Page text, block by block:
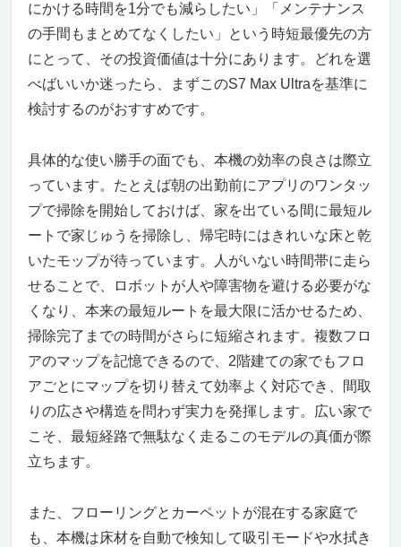
にかける時間を1分でも減らしたい」「メンテナンス
の手間もまとめてなくしたい」という時短最優先の方
にとって、その投資価値は十分にあります。どれを選
べばいいか迷ったら、まずこのS7 Max Ultraを基準に
検討するのがおすすめです。
具体的な使い勝手の面でも、本機の効率の良さは際立
っています。たとえば朝の出勤前にアプリのワンタッ
プで掃除を開始しておけば、家を出ている間に最短ル
ートで家じゅうを掃除し、帰宅時にはきれいな床と乾
いたモップが待っています。人がいない時間帯に走ら
せることで、ロボットが人や障害物を避ける必要がな
くなり、本来の最短ルートを最大限に活かせるため、
掃除完了までの時間がさらに短縮されます。複数フロ
アのマップを記憶できるので、2階建ての家でもフロ
アごとにマップを切り替えて効率よく対応でき、間取
りの広さや構造を問わず実力を発揮します。広い家で
こそ、最短経路で無駄なく走るこのモデルの真価が際
立ちます。
また、フローリングとカーペットが混在する家庭で
も、本機は床材を自動で検知して吸引モードや水拭き